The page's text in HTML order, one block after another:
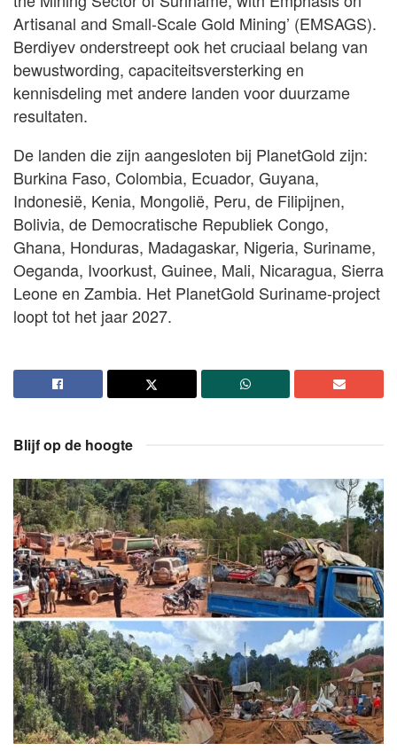
Artisanal and Small-Scale Gold Mining’ (EMSAGS).
Berdiyev onderstreept ook het cruciaal belang van
bewustwording, capaciteitsversterking en
kennisdeling met andere landen voor duurzame
resultaten.
De landen die zijn aangesloten bij PlanetGold zijn:
Burkina Faso, Colombia, Ecuador, Guyana,
Indonesië, Kenia, Mongolië, Peru, de Filipijnen,
Bolivia, de Democratische Republiek Congo,
Ghana, Honduras, Madagaskar, Nigeria, Suriname,
Oeganda, Ivoorkust, Guinee, Mali, Nicaragua, Sierra
Leone en Zambia. Het PlanetGold Suriname-project
loopt tot het jaar 2027.
Blijf op de hoogte